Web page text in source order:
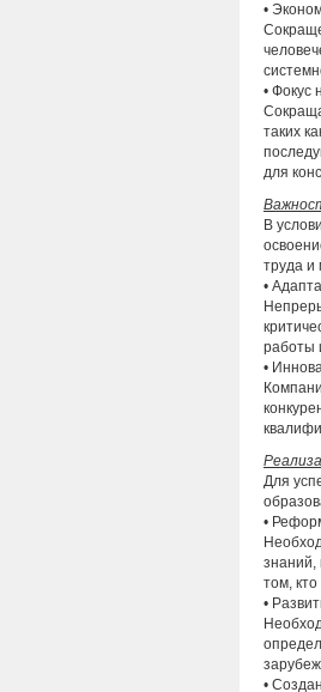
•
• Фокус
таких
для
В
труда и
•
работы
•
Для
•
знаний,
том,
•
•